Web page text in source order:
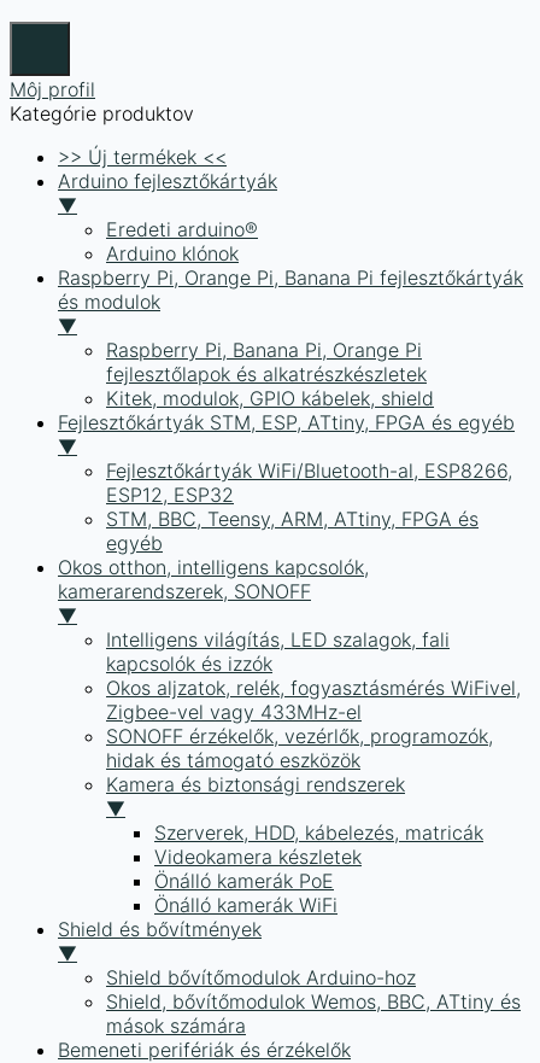
Môj profil
Kategórie produktov
>> Új termékek <<
Arduino fejlesztőkártyák
▼
Eredeti arduino®
Arduino klónok
Raspberry Pi, Orange Pi, Banana Pi fejlesztőkártyák
és modulok
▼
Raspberry Pi, Banana Pi, Orange Pi
fejlesztőlapok és alkatrészkészletek
Kitek, modulok, GPIO kábelek, shield
Fejlesztőkártyák STM, ESP, ATtiny, FPGA és egyéb
▼
Fejlesztőkártyák WiFi/Bluetooth-al, ESP8266,
ESP12, ESP32
STM, BBC, Teensy, ARM, ATtiny, FPGA és
egyéb
Okos otthon, intelligens kapcsolók,
kamerarendszerek, SONOFF
▼
Intelligens világítás, LED szalagok, fali
kapcsolók és izzók
Okos aljzatok, relék, fogyasztásmérés WiFivel,
Zigbee-vel vagy 433MHz-el
SONOFF érzékelők, vezérlők, programozók,
hidak és támogató eszközök
Kamera és biztonsági rendszerek
▼
Szerverek, HDD, kábelezés, matricák
Videokamera készletek
Önálló kamerák PoE
Önálló kamerák WiFi
Shield és bővítmények
▼
Shield bővítőmodulok Arduino-hoz
Shield, bővítőmodulok Wemos, BBC, ATtiny és
mások számára
Bemeneti perifériák és érzékelők